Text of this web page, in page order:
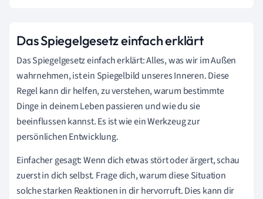
Das Spiegelgesetz einfach erklärt
Das Spiegelgesetz einfach erklärt: Alles, was wir im Außen
wahrnehmen, ist ein Spiegelbild unseres Inneren. Diese
Regel kann dir helfen, zu verstehen, warum bestimmte
Dinge in deinem Leben passieren und wie du sie
beeinflussen kannst. Es ist wie ein Werkzeug zur
persönlichen Entwicklung.
Einfacher gesagt: Wenn dich etwas stört oder ärgert, schau
zuerst in dich selbst. Frage dich, warum diese Situation
solche starken Reaktionen in dir hervorruft. Dies kann dir